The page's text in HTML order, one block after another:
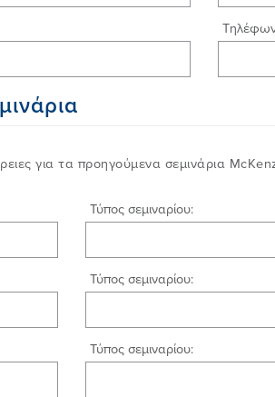
για τα προηγούμενα σεμινάρια
Τύπος σεμιναρίου:
Τύπος σεμιναρίου:
Τύπος σεμιναρίου: